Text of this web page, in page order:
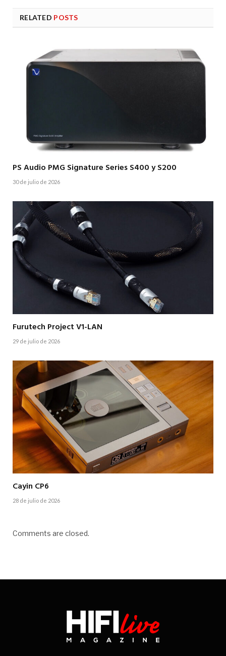
RELATED POSTS
PS Audio PMG Signature Series S400 y S200
30 de julio de 2026
Furutech Project V1-LAN
29 de julio de 2026
Cayin CP6
28 de julio de 2026
Comments are closed.